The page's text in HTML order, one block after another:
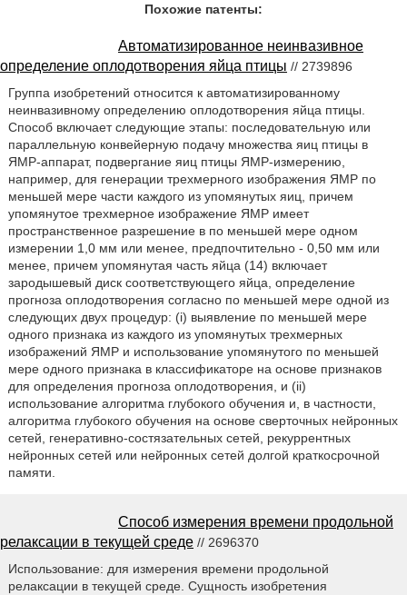
Похожие патенты:
Автоматизированное неинвазивное
определение оплодотворения яйца птицы // 2739896
Группа изобретений относится к автоматизированному
неинвазивному определению оплодотворения яйца птицы.
Способ включает следующие этапы: последовательную или
параллельную конвейерную подачу множества яиц птицы в
ЯМР-аппарат, подвергание яиц птицы ЯМР-измерению,
например, для генерации трехмерного изображения ЯМР по
меньшей мере части каждого из упомянутых яиц, причем
упомянутое трехмерное изображение ЯМР имеет
пространственное разрешение в по меньшей мере одном
измерении 1,0 мм или менее, предпочтительно - 0,50 мм или
менее, причем упомянутая часть яйца (14) включает
зародышевый диск соответствующего яйца, определение
прогноза оплодотворения согласно по меньшей мере одной из
следующих двух процедур: (i) выявление по меньшей мере
одного признака из каждого из упомянутых трехмерных
изображений ЯМР и использование упомянутого по меньшей
мере одного признака в классификаторе на основе признаков
для определения прогноза оплодотворения, и (ii)
использование алгоритма глубокого обучения и, в частности,
алгоритма глубокого обучения на основе сверточных нейронных
сетей, генеративно-состязательных сетей, рекуррентных
нейронных сетей или нейронных сетей долгой краткосрочной
памяти.
Способ измерения времени продольной
релаксации в текущей среде // 2696370
Использование: для измерения времени продольной
релаксации в текущей среде. Сущность изобретения